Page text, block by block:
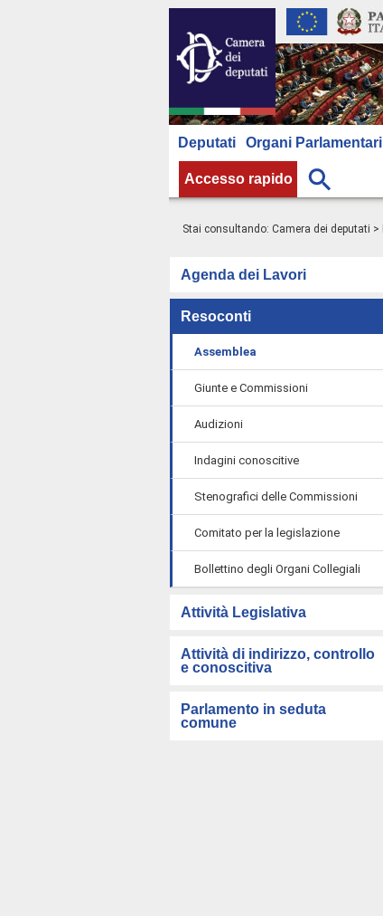
Deputati Organi Parlamentari
Accesso rapido
Stai consultando: Camera dei deputati >
Agenda dei Lavori
Resoconti
Assemblea
Giunte e Commissioni
Audizioni
Indagini conoscitive
Stenografici delle Commissioni
Comitato per la legislazione
Bollettino degli Organi Collegiali
Attività Legislativa
Attività di indirizzo, controllo
e conoscitiva
Parlamento in seduta
comune